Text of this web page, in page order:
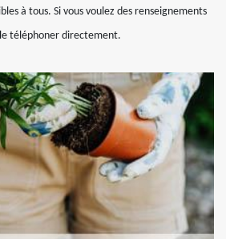
à tous. Si vous voulez des renseignements
téléphoner directement.